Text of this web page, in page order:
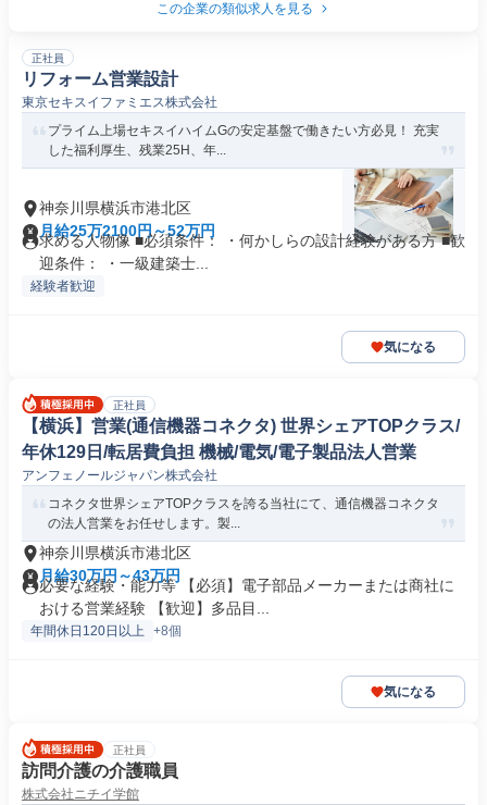
この企業の類似求人を見る
正社員
リフォーム営業設計
東京セキスイファミエス株式会社
プライム上場セキスイハイムGの安定基盤で働きたい方必見！ 充実
した福利厚生、残業25H、年...
神奈川県横浜市港北区
月給25万2100円～52万円
求める人物像 ■必須条件： ・何かしらの設計経験がある方 ■歓
迎条件： ・一級建築士...
経験者歓迎
気になる
正社員
【横浜】営業(通信機器コネクタ) 世界シェアTOPクラス/
年休129日/転居費負担 機械/電気/電子製品法人営業
アンフェノールジャパン株式会社
コネクタ世界シェアTOPクラスを誇る当社にて、通信機器コネクタ
の法人営業をお任せします。製...
神奈川県横浜市港北区
月給30万円～43万円
必要な経験・能力等 【必須】電子部品メーカーまたは商社に
おける営業経験 【歓迎】多品目...
年間休日120日以上 +8個
気になる
正社員
訪問介護の介護職員
株式会社ニチイ学館